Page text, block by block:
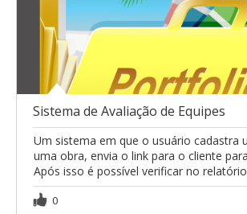
Sistema de Avaliação de Equipes
Um sistema em que o usuário cadastra
uma obra, envia o link para o cliente
Após isso é possível verificar no
0